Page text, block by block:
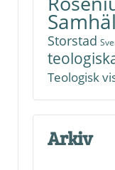
Storstad
Teologisk
Arkiv